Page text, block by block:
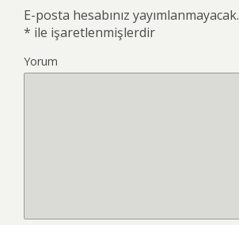
E-posta hesabınız yayımlanmayacak.
* ile işaretlenmişlerdir
Yorum